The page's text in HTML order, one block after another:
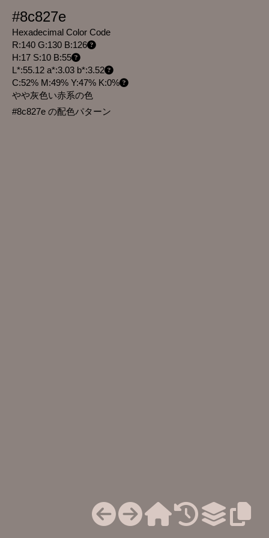
#8c827e
Hexadecimal Color Code
R:140 G:130 B:126
H:17 S:10 B:55
L*:55.12 a*:3.03 b*:3.52
C:52% M:49% Y:47% K:0%
やや灰色い赤系の色
#8c827e の配色パターン